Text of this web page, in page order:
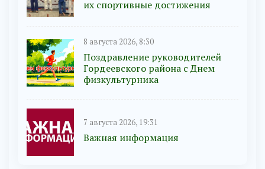
их спортивные достижения
8 августа 2026, 8:30
Поздравление руководителей
Гордеевского района с Днем
физкультурника
7 августа 2026, 19:31
Важная информация